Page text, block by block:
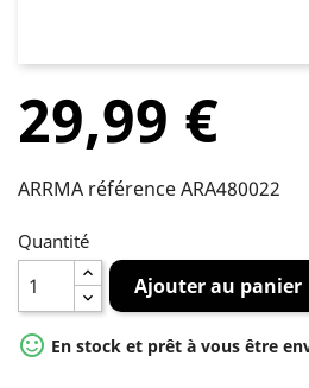
29,99 €
ARRMA référence ARA480022
Quantité
Ajouter au panier
 En stock et prêt à vous être